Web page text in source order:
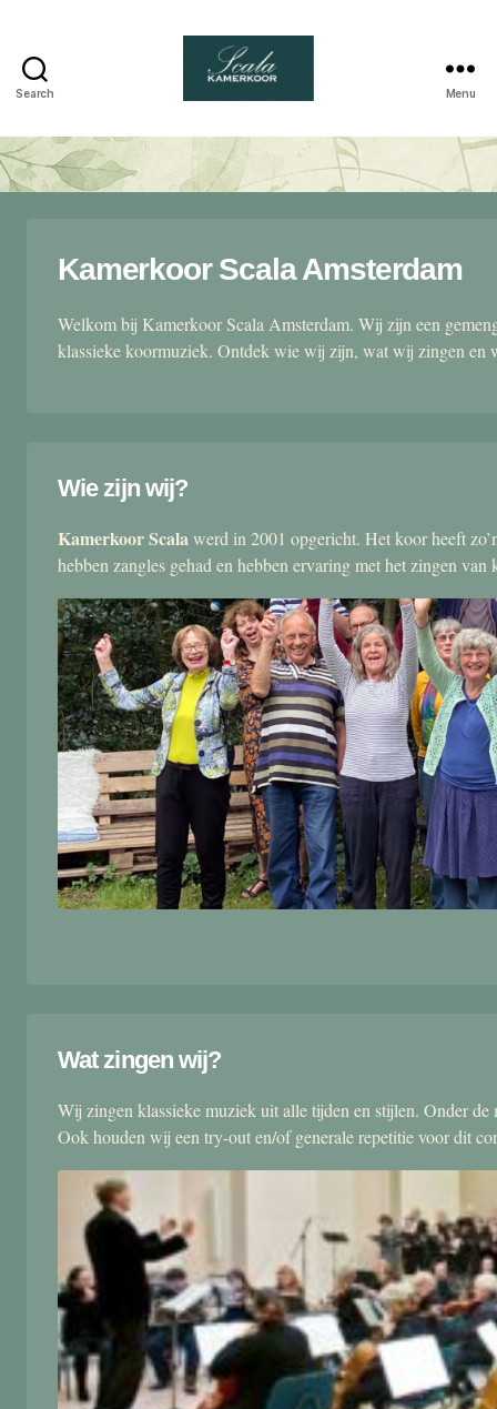
Search
kamerkoor
Menu
Kamerkoor Scala Amsterdam
Welkom bij Kamerkoor Scala Amsterdam. Wij zijn een
klassieke koormuziek. Ontdek wie wij zijn, wat wij zingen en
Wie zijn wij?
Kamerkoor Scalawerd in 2001 opgericht. Het koor heeft
hebben zangles gehad en hebben ervaring met het zingen van
Wat zingen wij?
Wij zingen klassieke muziek uit alle tijden en stijlen. Onder
Ook houden wij een try-out en/of generale repetitie voor dit